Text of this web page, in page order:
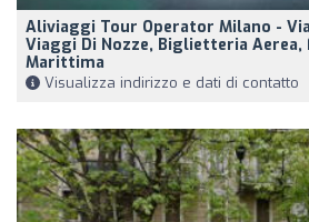
Aliviaggi Tour Operator Milano -
Viaggi Di Nozze, Biglietteria Aerea,
Marittima
Visualizza indirizzo e dati di contatto